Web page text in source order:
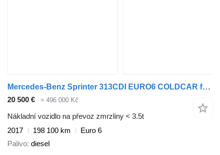
Mercedes-Benz Sprinter 313CDI EURO6 COLDCAR frigo eiswagen kuhlkoffer
20 500 € ≈ 496 000 Kč
Nákladní vozidlo na převoz zmrzliny < 3.5t
2017
198 100 km
Euro 6
Palivo diesel